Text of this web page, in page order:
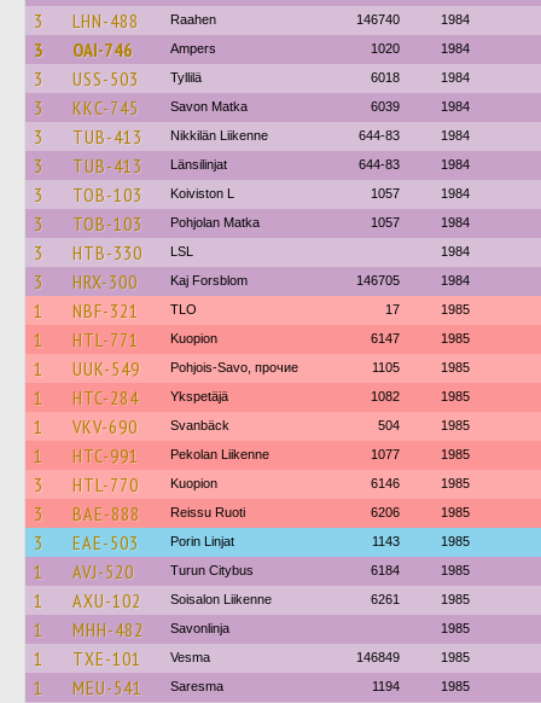
3 LHN-488 Raahen 146740 1984
3 OAI-746 Ampers 1020 1984
3 USS-503 Tyllilä 6018 1984
3 KKC-745 Savon Matka 6039 1984
3 TUB-413 Nikkilän Liikenne 644-83 1984
3 TUB-413 Länsilinjat 644-83 1984
3 TOB-103 Koiviston L 1057 1984
3 TOB-103 Pohjolan Matka 1057 1984
3 HTB-330 LSL 1984
3 HRX-300 Kaj Forsblom 146705 1984
1 NBF-321 TLO 17 1985
1 HTL-771 Kuopion 6147 1985
1 UUK-549 Pohjois-Savo, прочие 1105 1985
1 HTC-284 Ykspetäjä 1082 1985
1 VKV-690 Svanbäck 504 1985
1 HTC-991 Pekolan Liikenne 1077 1985
3 HTL-770 Kuopion 6146 1985
3 BAE-888 Reissu Ruoti 6206 1985
3 EAE-503 Porin Linjat 1143 1985
1 AVJ-520 Turun Citybus 6184 1985
1 AXU-102 Soisalon Liikenne 6261 1985
1 MHH-482 Savonlinja 1985
1 TXE-101 Vesma 146849 1985
1 MEU-541 Saresma 1194 1985